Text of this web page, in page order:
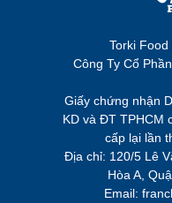
Torki
Công Ty Cổ
Giấy chứng nhận
KD và ĐT TPHCM
cấp lại lần
Địa chỉ: 120/5 Lê
Hòa A,
Email: